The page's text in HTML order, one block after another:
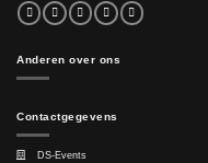
Anderen over ons
Contactgegevens
DS-Events